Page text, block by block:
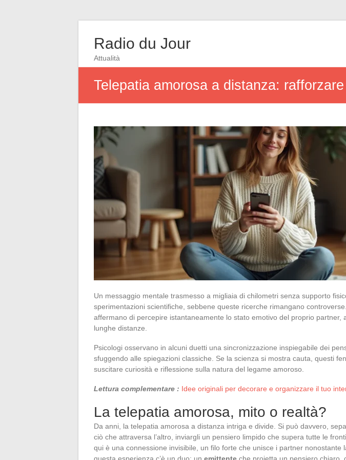
Radio du Jour
Attualità
Telepatia amorosa a distanza:
Un messaggio mentale trasmesso a migliaia di chilometri senza supporto
sperimentazioni scientifiche, sebbene queste ricerche rimangano
affermano di percepire istantaneamente lo stato emotivo del proprio partner,
lunghe distanze.
Psicologi osservano in alcuni duetti una sincronizzazione inspiegabile dei
sfuggendo alle spiegazioni classiche. Se la scienza si mostra cauta, questi
suscitare curiosità e riflessione sulla natura del legame amoroso.
Lettura complementare : Idee originali per decorare e organizzare il tuo
La telepatia amorosa, mito o realtà?
Da anni, la telepatia amorosa a distanza intriga e divide. Si può davvero,
ciò che attraversa l’altro, inviargli un pensiero limpido che supera tutte le
qui è una connessione invisibile, un filo forte che unisce i partner nonostante